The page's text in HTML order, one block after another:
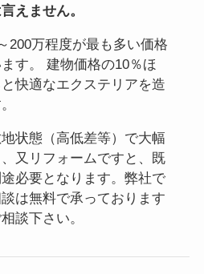
えません。
200万程度が最も多い価格
す。 建物価格の10％ほ
快適なエクステリアを造
状態（高低差等）で大幅
又リフォームですと、既
必要となります。弊社で
は無料で承っております
談下さい。